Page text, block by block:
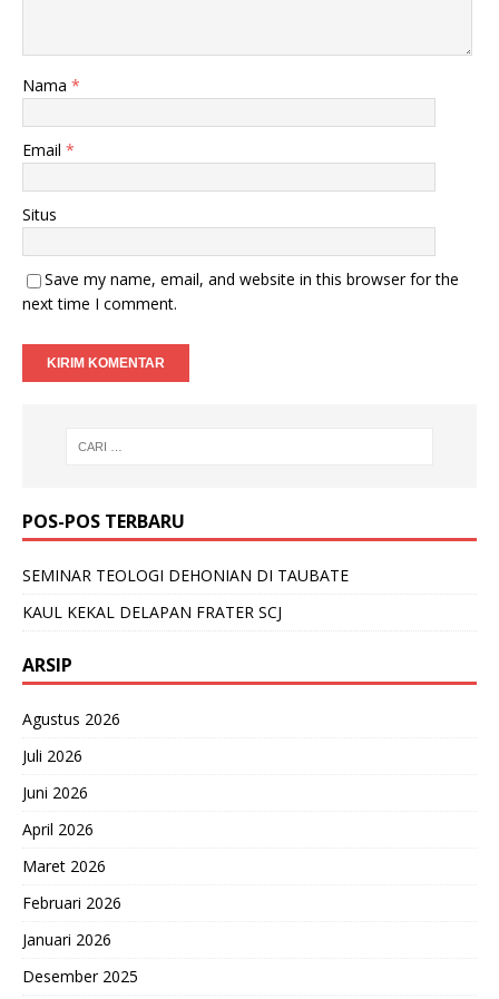
Nama *
Email *
Situs
Save my name, email, and website in this browser for the
next time I comment.
POS-POS TERBARU
SEMINAR TEOLOGI DEHONIAN DI TAUBATE
KAUL KEKAL DELAPAN FRATER SCJ
ARSIP
Agustus 2026
Juli 2026
Juni 2026
April 2026
Maret 2026
Februari 2026
Januari 2026
Desember 2025